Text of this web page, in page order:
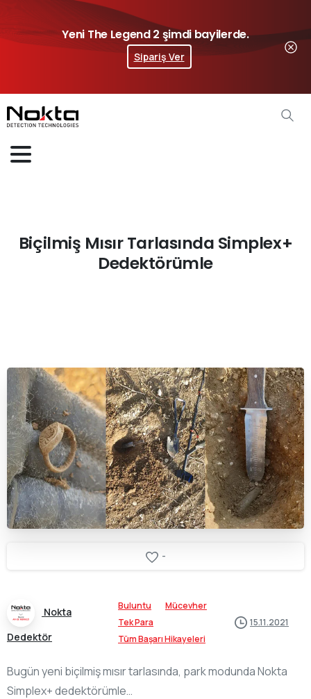
Yeni The Legend 2 şimdi bayilerde.
Sipariş Ver
Biçilmiş Mısır Tarlasında Simplex+
Dedektörümle
-
Nokta
Dedektör
Buluntu
Mücevher
Tek Para
Tüm Başarı Hikayeleri
15.11.2021
Bugün yeni biçilmiş mısır tarlasında, park modunda Nokta
Simplex+ dedektörümle…